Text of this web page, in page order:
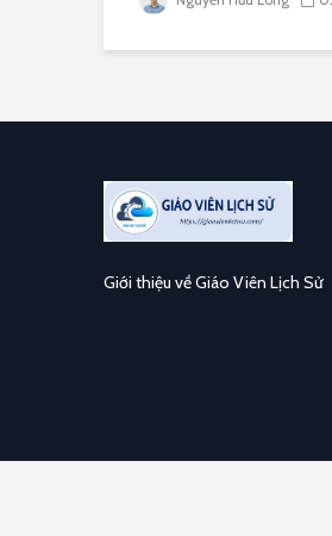
Giới thiệu về Giáo Viên Lịch Sử